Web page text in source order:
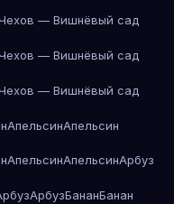
— Вишнёвый сад
— Вишнёвый сад
— Вишнёвый сад
АпельсинАпельсин
АпельсинАпельсинАрбуз
АрбузБананБанан